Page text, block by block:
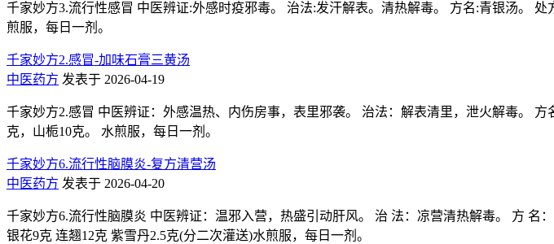
千家妙方3.流行性感冒 中医辨证:外感时疫邪毒。 治法:发汗解表。清热解毒。 方名:青银汤。
煎服，每日一剂。
千家妙方2.感冒-加味石膏三黄汤
中医药方 发表于 2026-04-19
千家妙方2.感冒 中医辨证：外感温热、内伤房事，表里邪袭。 治法：解表清里，泄火解毒。
克，山栀10克。 水煎服，每日一剂。
千家妙方6.流行性脑膜炎-复方清营汤
中医药方 发表于 2026-04-20
千家妙方6.流行性脑膜炎 中医辨证：温邪入营，热盛引动肝风。 治 法：凉营清热解毒。 方 名
银花9克 连翘12克 紫雪丹2.5克(分二次灌送)水煎服，每日一剂。